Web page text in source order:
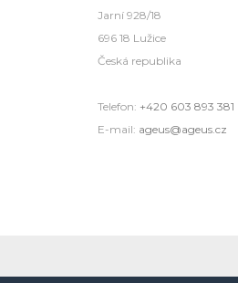
Jarní 928/18
696 18 Lužice
Česká republika
Telefon: +420 603 893 381
E-mail: ageus@ageus.cz